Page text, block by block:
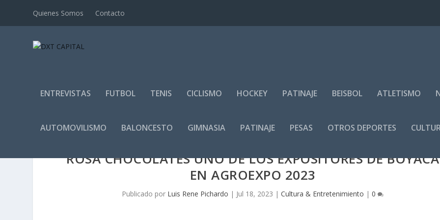
Quienes Somos Contacto
ENTREVISTAS FUTBOL TENIS CICLISMO HOCKEY PATINAJE BEISBOL ATLETISMO
AUTOMOVILISMO BALONCESTO GIMNASIA PATINAJE PESAS OTROS DEPORTES
ROSA CHOCOLATES UNO DE LOS EXPOSITORES DE BOYACÁ
EN AGROEXPO 2023
Publicado por Luis Rene Pichardo | Jul 18, 2023 |Cultura & Entretenimiento |0